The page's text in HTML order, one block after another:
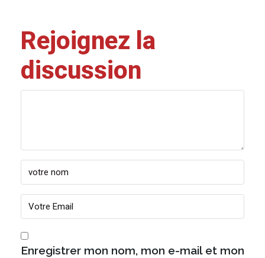
Rejoignez la
discussion
Enregistrer mon nom, mon e-mail et mon